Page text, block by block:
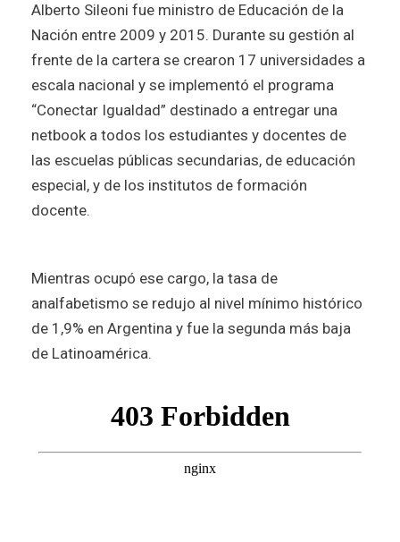
Alberto Sileoni fue ministro de Educación de la
Nación entre 2009 y 2015. Durante su gestión al
frente de la cartera se crearon 17 universidades a
escala nacional y se implementó el programa
“Conectar Igualdad” destinado a entregar una
netbook a todos los estudiantes y docentes de
las escuelas públicas secundarias, de educación
especial, y de los institutos de formación
docente.
Mientras ocupó ese cargo, la tasa de
analfabetismo se redujo al nivel mínimo histórico
de 1,9% en Argentina y fue la segunda más baja
de Latinoamérica.